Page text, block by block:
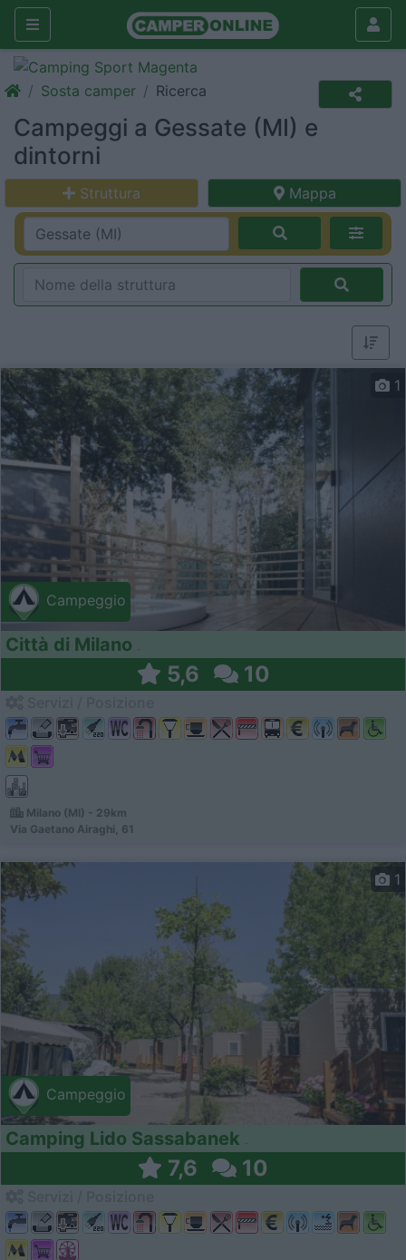
Sosta camper Ricerca
Campeggi a Gessate (MI) e
dintorni
Struttura Mappa
Campeggio
1
Città di Milano
5,6 10
Milano (MI) - 29km
Via Gaetano Airaghi, 61
Campeggio
1
Camping Lido Sassabanek
7,6 10